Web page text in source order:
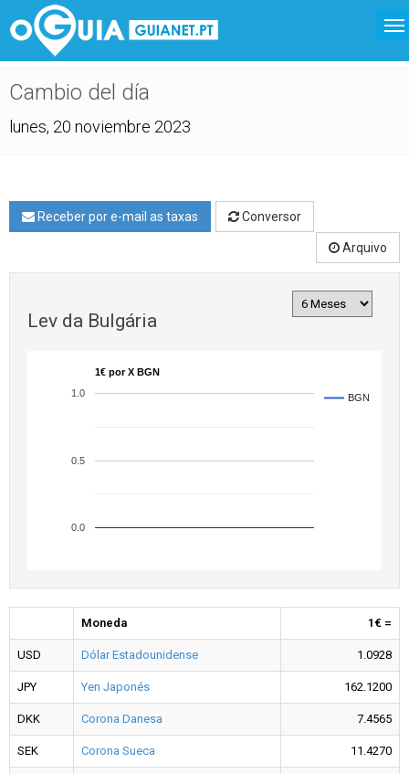
Cambio del día
lunes, 20 noviembre 2023
Receber por e-mail as taxas Conversor
Arquivo
Lev da Bulgária
1€ por X BGN
BGN
0.0
0.5
1.0
Moneda 1€ =
USD Dólar Estadounidense 1.0928
JPY Yen Japonés 162.1200
DKK Corona Danesa 7.4565
SEK Corona Sueca 11.4270